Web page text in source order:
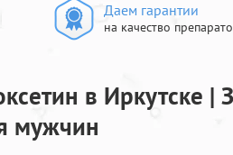
Даем гарантии
на качество
в Иркутске
мужчин